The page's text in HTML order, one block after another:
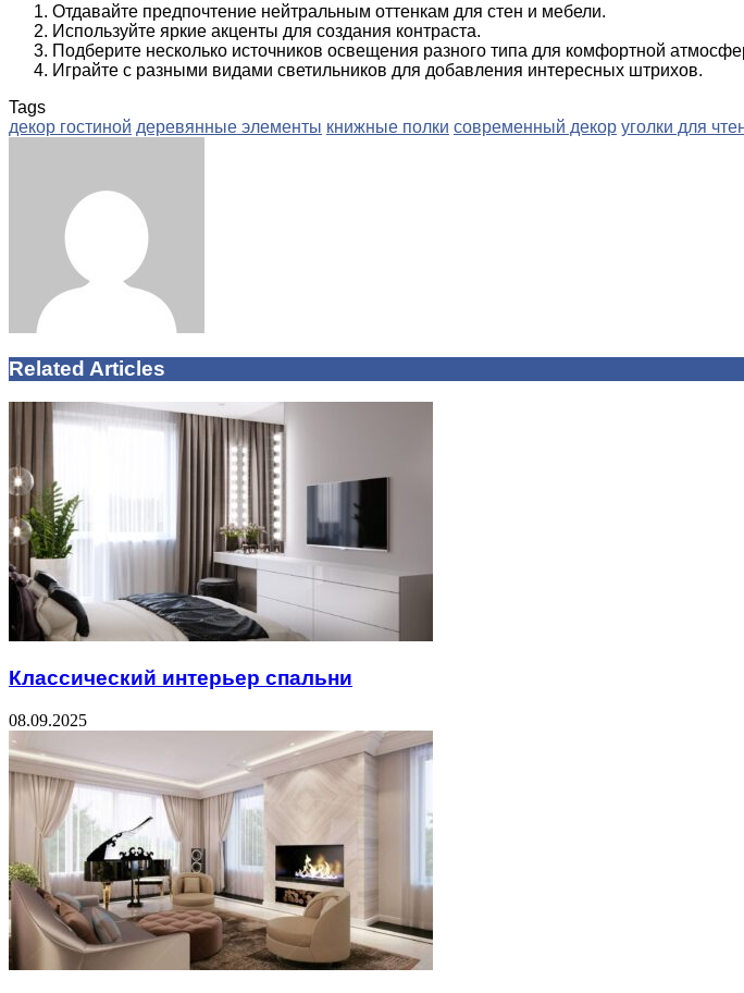
Отдавайте предпочтение нейтральным оттенкам для стен и мебели.
Используйте яркие акценты для создания контраста.
Подберите несколько источников освещения разного типа для комфортной
Играйте с разными видами светильников для добавления интересных штрихов.
Tags
декор гостиной деревянные элементы книжные полки современный декор уголки для
Related Articles
Классический интерьер спальни
08.09.2025